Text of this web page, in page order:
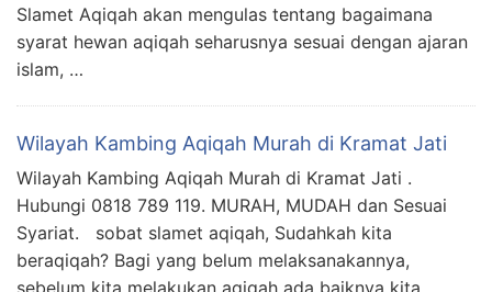
Slamet Aqiqah akan mengulas tentang bagaimana
syarat hewan aqiqah seharusnya sesuai dengan ajaran
islam, …
Wilayah Kambing Aqiqah Murah di Kramat Jati
Wilayah Kambing Aqiqah Murah di Kramat Jati .
Hubungi 0818 789 119. MURAH, MUDAH dan Sesuai
Syariat. sobat slamet aqiqah, Sudahkah kita
beraqiqah? Bagi yang belum melaksanakannya,